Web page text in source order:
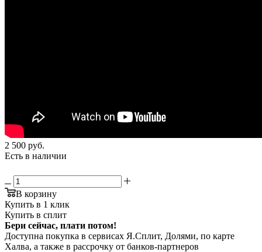
2 500 руб.
Есть в наличии
В корзину
Купить в 1 клик
Купить в сплит
Бери сейчас, плати потом!
Доступна покупка в сервисах Я.Сплит, Долями, по карте
Халва, а также в рассрочку от банков-партнеров